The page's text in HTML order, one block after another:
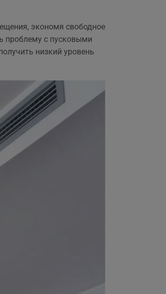
экономя свободное
проблему с пусковыми
низкий уровень